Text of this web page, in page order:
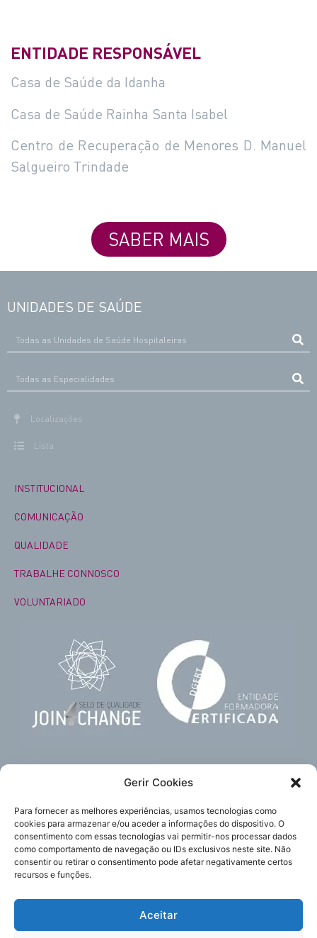
Gerir Cookies
Para fornecer as melhores experiências, usamos tecnologias como
cookies para armazenar e/ou aceder a informações do dispositivo. O
consentimento com essas tecnologias vai permitir-nos processar dados
como comportamento de navegação ou IDs exclusivos neste site. Não
consentir ou retirar o consentimento pode afetar negativamente certos
recursos e funções.
Aceitar
ENTIDADE RESPONSÁVEL
Casa de Saúde da Idanha
Casa de Saúde Rainha Santa Isabel
Centro de Recuperação de Menores D. Manuel
Salgueiro Trindade
SABER MAIS
UNIDADES DE SAÚDE
Localizações
Lista
INSTITUCIONAL
COMUNICAÇÃO
QUALIDADE
TRABALHE CONNOSCO
VOLUNTARIADO
Acompanhe-nos
Política de Privacidade
Subscreva
a nossa newsletter